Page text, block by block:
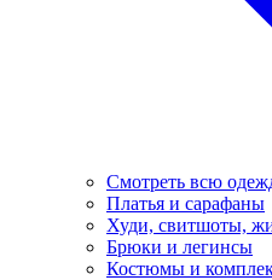
Смотреть всю
Платья и сарафаны
Худи, свитшоты,
Брюки и легинсы
Костюмы и